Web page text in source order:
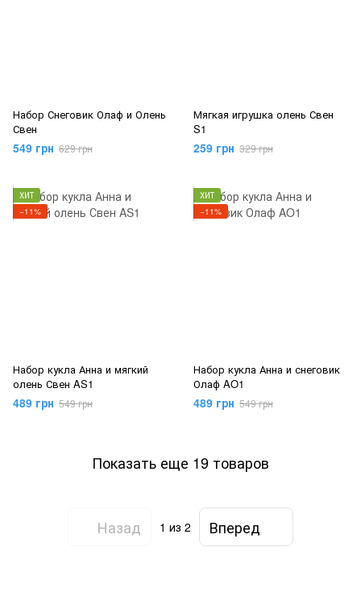
Набор Снеговик Олаф и Олень
Свен
549 грн 629 грн
Мягкая игрушка олень Свен
S1
259 грн 329 грн
ХИТ
−11%
Набор кукла Анна и мягкий
олень Свен AS1
489 грн 549 грн
ХИТ
−11%
Набор кукла Анна и снеговик
Олаф AO1
489 грн 549 грн
Показать еще 19 товаров
Назад 1 из 2 Вперед